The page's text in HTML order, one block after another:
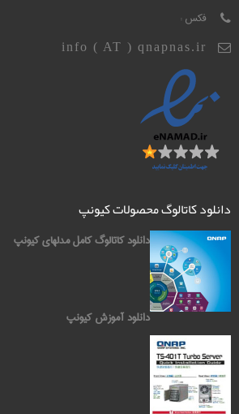
فکس :
info ( AT ) qnapnas.ir
دانلود کاتالوگ محصولات کیونپ
دانلود کاتالوگ کامل مدلهای کیونپ
دانلود آموزش کیونپ
کیونپ QNAP